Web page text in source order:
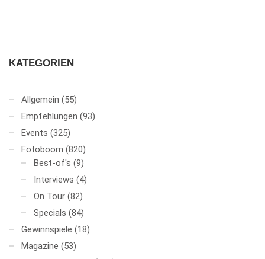
KATEGORIEN
Allgemein (55)
Empfehlungen (93)
Events (325)
Fotoboom (820)
Best-of's (9)
Interviews (4)
On Tour (82)
Specials (84)
Gewinnspiele (18)
Magazine (53)